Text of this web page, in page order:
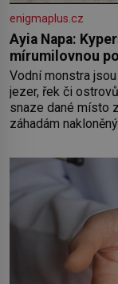
enigmaplus.cz
Ayia Napa:
mírumilovnou
Vodní monstra
jezer, řek či
snaze dané místo
záhadám